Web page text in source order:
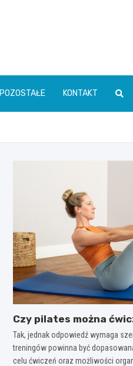
POZOSTAŁE KONTAKT
Czy pilates można
Tak, jednak odpowiedź wymaga
treningów powinna być
celu ćwiczeń oraz możliwości